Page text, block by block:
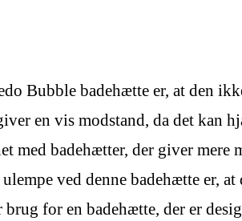
Bubble badehætte er, at den
en vis modstand, da det kan
badehætter, der giver mere
ulempe ved denne badehætte er,
for en badehætte, der er